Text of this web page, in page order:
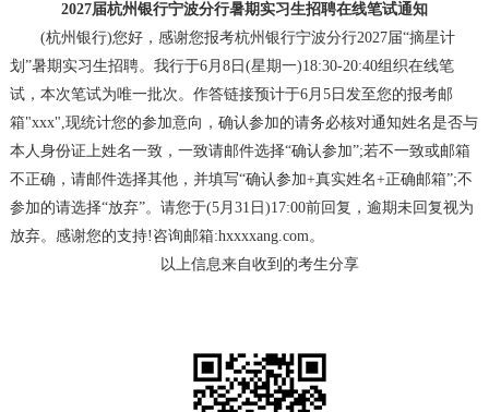
2027届杭州银行宁波分行暑期实习生招聘在线笔试通知
(杭州银行)您好，感谢您报考杭州银行宁波分行2027届“摘星计
划”暑期实习生招聘。我行于6月8日(星期一)18:30-20:40组织在线笔
试，本次笔试为唯一批次。作答链接预计于6月5日发至您的报考邮
箱"xxx",现统计您的参加意向，确认参加的请务必核对通知姓名是否与
本人身份证上姓名一致，一致请邮件选择“确认参加”;若不一致或邮箱
不正确，请邮件选择其他，并填写“确认参加+真实姓名+正确邮箱”;不
参加的请选择“放弃”。请您于(5月31日)17:00前回复，逾期未回复视为
放弃。感谢您的支持!咨询邮箱:hxxxxang.com。
以上信息来自收到的考生分享